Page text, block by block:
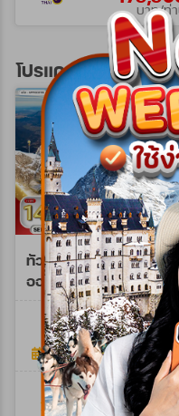
บาท/ท่
โปรแกรมทัวร์ยุโรปต
ทัวร์พรีเมี่ยม ยุโรปตะวัน
ออก พักหมู่บ้านฮัลล์สตัท
11วัน 8คืน (TG) SEP 26
MAR 27WPTG0211E
11วัน 8คืน
17 ก.ย. 69 - 28 มี.ค. 70
เริ่ม